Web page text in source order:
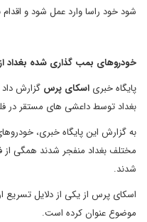
شود خود راسا وارد عمل شود و
خودروهای بمب گذاری شده بغداد
پایگاه خبری اسکای پرس گزارش داد
بغداد توسط داعشی های مستقر در
به گزارش این پایگاه خبری،
مختلف بغداد منفجر شدند همگی از
شدند.
اسکای پرس از یکی از دلایل تسریع
موضوع عنوان کرده است.